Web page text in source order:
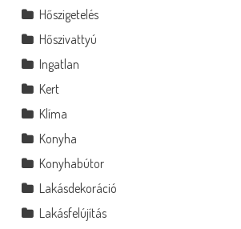
Hőszigetelés
Hőszivattyú
Ingatlan
Kert
Klíma
Konyha
Konyhabútor
Lakásdekoráció
Lakásfelújítás